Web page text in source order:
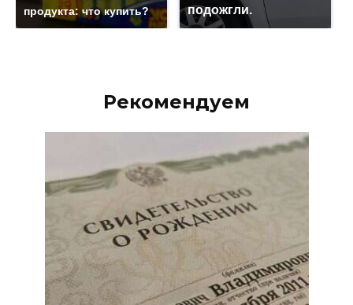
продукта: что купить?
подожгли.
Рекомендуем